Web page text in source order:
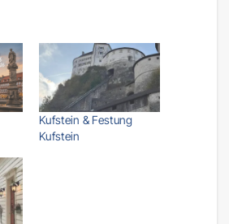
Kufstein & Festung
Kufstein